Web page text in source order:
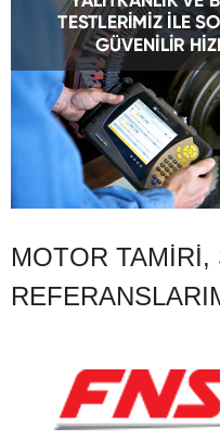
MOTOR